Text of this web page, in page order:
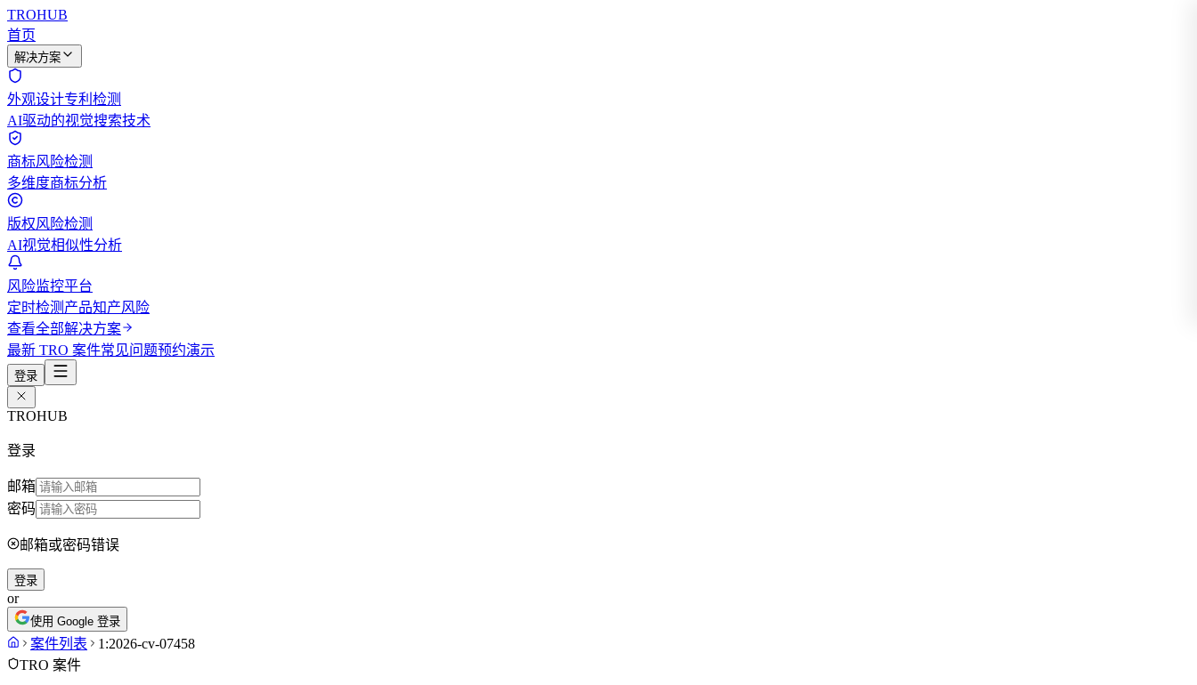
TROHUB
首页
解决方案
外观设计专利检测
AI驱动的视觉搜索技术
商标风险检测
多维度商标分析
版权风险检测
AI视觉相似性分析
风险监控平台
定时检测产品知产风险
查看全部解决方案
最新 TRO 案件常见问题预约演示
登录
TROHUB
登录
邮箱
密码
邮箱或密码错误
登录
or
使用 Google 登录
案件列表
1:2026-cv-07458
TRO 案件